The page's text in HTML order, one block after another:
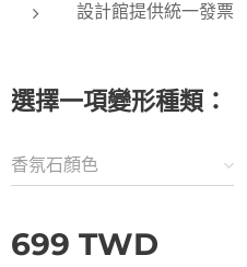
設計館提供統一發票
選擇一項變形種類：
香氛石顏色
699 TWD